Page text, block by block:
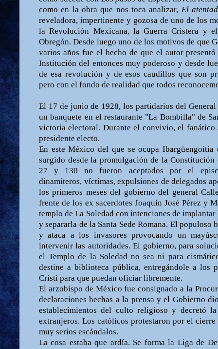
como en la obra que nos toca analizar, El
reveladora, impertinente y gozosa de uno de los
la Revolución Mexicana, la Guerra Cristera y
Obregón. Desde luego uno de los motivos de que
varios años fue el hecho de que el autor
Institución del entonces muy poderoso y desde
de esa revolución y de esos caudillos que son
pero con el fondo de realidad que todos
El 17 de junio de 1928, los partidarios del
un banquete en el restaurante "La Bombilla" de
victoria electoral. Durante el convivio, el fanático
presidente electo.
En este México del que se ocupa
surgido desde la promulgación de la
27 y 130 no fueron aceptados por el
dinamiteros, víctimas, expulsiones de delegados
los primeros meses del gobierno del general
frente de los ex sacerdotes Joaquín José Pérez y
templo de La Soledad con intenciones de
y separarla de la Santa Sede Romana. El populoso
y ataca a los invasores provocando un
intervenir las autoridades. El gobierno, para
el Templo de la Soledad no sea ni para
destine a biblioteca pública, entregándole a los
Cristi para que puedan oficiar libremente.
El arzobispo de México fue consignado a la
declaraciones hechas a la prensa y el Gobierno
establecimientos del culto religioso y decretó
extranjeros. Los católicos protestaron por el
muy serios escándalos.
La cosa estaba que ardía. Se forma la Liga de